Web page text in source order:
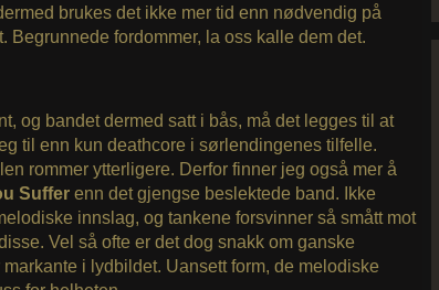
brukes det ikke mer tid enn nødvendig på
Begrunnede fordommer, la oss kalle dem det.
og bandet dermed satt i bås, må det legges til at
til enn kun deathcore i sørlendingenes tilfelle.
rommer ytterligere. Derfor finner jeg også mer å
Suffer enn det gjengse beslektede band. Ikke
innslag, og tankene forsvinner så smått mot
Vel så ofte er det dog snakk om ganske
i lydbildet. Uansett form, de melodiske